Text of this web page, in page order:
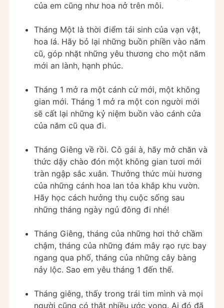
của em cũng như hoa nở trên môi.
Tháng Một là thời điểm tái sinh của vạn vật,
hoa lá. Hãy bỏ lại những buồn phiền vào năm
cũ, góp nhặt những yêu thương cho một năm
mới an lành, hạnh phúc.
Tháng 1 mở ra một cánh cử mới, một không
gian mới. Tháng 1 mở ra một con người mới
sẽ cất lại những kỷ niệm buồn vào cánh cửa
của năm cũ qua đi.
Tháng Giêng về rồi. Cô gái à, hãy mở chăn và
thức dậy chào đón một không gian tươi mới
tràn ngập sắc xuân. Thưởng thức mùi hương
của những cánh hoa lan tỏa khắp khu vườn.
Hãy học cách hưởng thụ cuộc sống sau
những tháng ngày ngủ đông đi nhé!
Tháng Giêng, tháng của những hơi thở chầm
chậm, tháng của những đám mây rạo rực bay
ngang qua phố, tháng của những cây bàng
nảy lộc. Sao em yêu tháng 1 đến thế.
Tháng giêng, thấy trong trái tim mình và mọi
người cũng có thật nhiều ước vọng. Ai đó đã